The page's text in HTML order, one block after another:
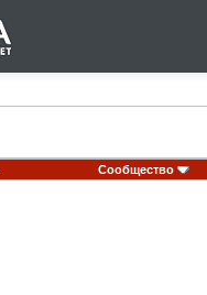
Сообщество